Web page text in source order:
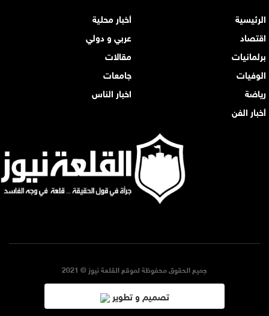
الرئيسية
أخبار محلية
اقتصاد
عربي و دولي
برلمانيات
مقالات
الوفيات
جامعات
رياضة
اخبار الناس
أخبار الفن
جميع الحقوق محفوظة لموقع القلعة نيوز © 2021
تصميم و تطوير